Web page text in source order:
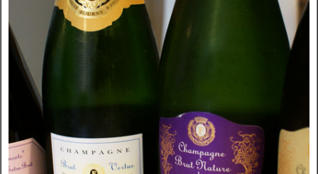
【ワインセラーショップ】